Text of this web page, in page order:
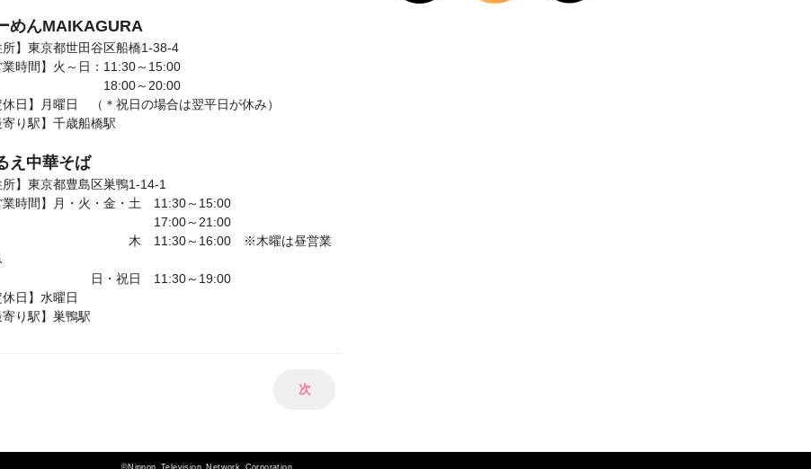
めんMAIKAGURA
所】東京都世田谷区船橋1-38-4
業時間】火～日：11:30～15:00
～20:00
休日】月曜日 （＊祝日の場合は翌平日が休み）
寄り駅】千歳船橋駅
え中華そば
所】東京都豊島区巣鴨1-14-1
業時間】月・火・金・土 11:30～15:00
～21:00
11:30～16:00 ※木曜は昼営業
・祝日 11:30～19:00
休日】水曜日
寄り駅】巣鴨駅
次
©Nippon Television Network Corporation